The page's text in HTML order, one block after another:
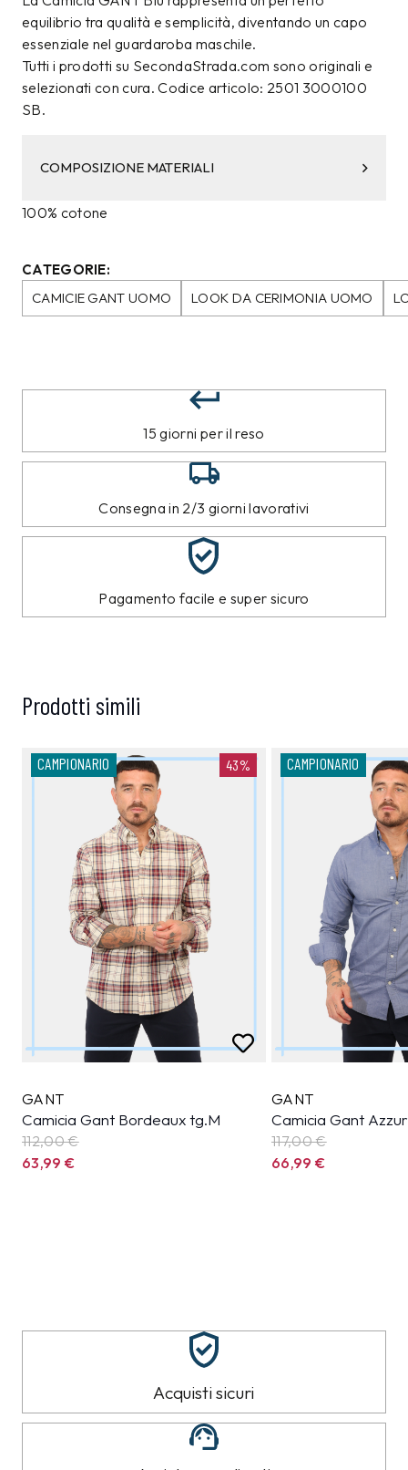
equilibrio tra qualità e semplicità, diventando un capo
essenziale nel guardaroba maschile.
Tutti i prodotti su SecondaStrada.com sono originali e
selezionati con cura. Codice articolo: 2501 3000100
SB.
COMPOSIZIONE MATERIALI
100% cotone
CATEGORIE:
CAMICIE GANT UOMO
LOOK DA CERIMONIA UOMO
15 giorni per il reso
Consegna in 2/3 giorni lavorativi
Pagamento facile e super sicuro
Prodotti simili
CAMPIONARIO 43%
GANT
Camicia Gant Bordeaux tg.M
112,00 €
63,99€
CAMPIONARIO
GANT
Camicia Gant
117,00 €
66,99€
Acquisti sicuri